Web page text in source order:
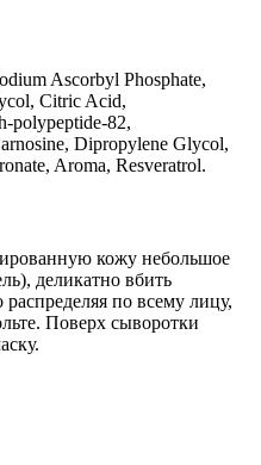
Ascorbyl Phosphate,
Citric Acid,
polypeptide-82,
Dipropylene Glycol,
Aroma, Resveratrol.
кожу небольшое
деликатно вбить
по всему лицу,
Поверх сыворотки